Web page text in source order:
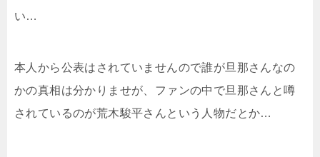
い…
本人から公表はされていませんので誰が旦那さんなの
かの真相は分かりませが、ファンの中で旦那さんと噂
されているのが荒木駿平さんという人物だとか…